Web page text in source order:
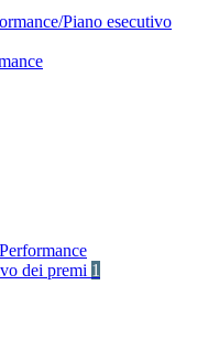
Piano esecutivo
dei premi 1